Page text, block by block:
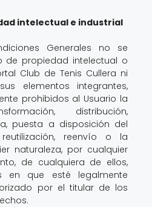
intelectual e industrial
Generales no se
de propiedad intelectual o
Club de Tenis Cullera ni
elementos integrantes,
prohibidos al Usuario la
distribución,
puesta a disposición del
reenvío o la
naturaleza, por cualquier
de cualquiera de ellos,
en que esté legalmente
por el titular de los